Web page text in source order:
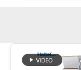
ম্যাপ